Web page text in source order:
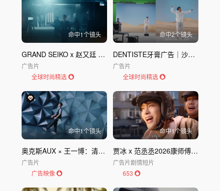
命中1个镜头
GRAND SEIKO x 赵又廷 广告｜冠蓝狮Grand Seiko
广告片
全球时尚精选
命中2个镜头
DENTISTE牙膏广告｜沙漠也可以｜DENTISTE
广告片
全球时尚精选
命中1个镜头
奥克斯AUX × 王一博：清凉一夏，酷到飞起
广告片
广告映像
命中1个镜头
贾冰 x 范丞丞2026康师傅：新年康with me
广告片剧情短片
653